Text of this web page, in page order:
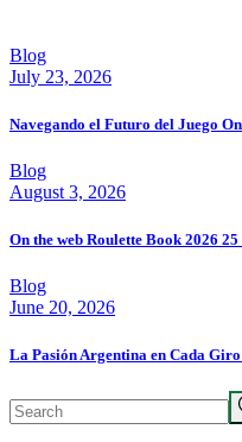
Blog
July 23, 2026
Navegando el Futuro del Juego
Blog
August 3, 2026
On the web Roulette Book 2026
Blog
June 20, 2026
La Pasión Argentina en Cada
Search